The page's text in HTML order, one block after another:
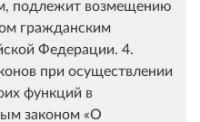
подлежит возмещению
гражданским
Федерации. 4.
при осуществлении
функций в
законом «О